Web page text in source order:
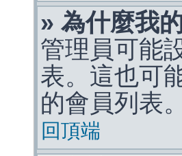
» 為什麼我
管理員可能
表。這也可
的會員列表
回頂端